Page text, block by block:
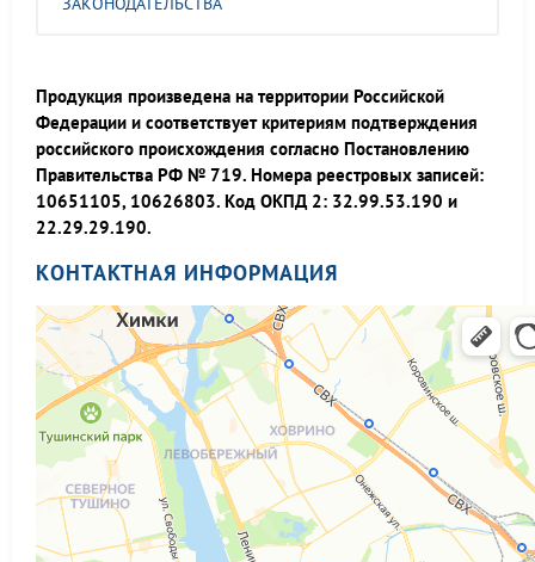
Продукция произведена на территории Российской
Федерации и соответствует критериям подтверждения
российского происхождения согласно Постановлению
Правительства РФ № 719. Номера реестровых записей:
10651105, 10626803. Код ОКПД 2: 32.99.53.190 и
22.29.29.190.
КОНТАКТНАЯ ИНФОРМАЦИЯ